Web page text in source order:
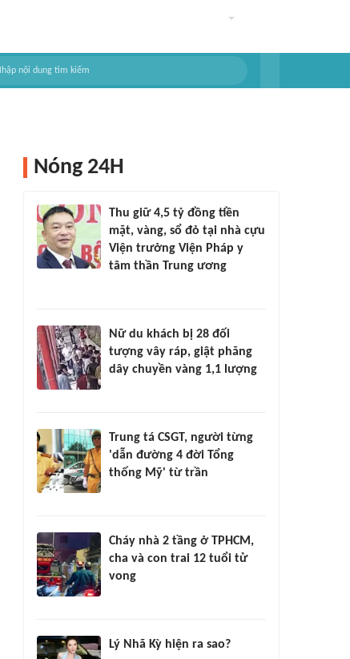
Nóng 24H
Thu giữ 4,5 tỷ đồng tiền
mặt, vàng, sổ đỏ tại nhà cựu
Viện trưởng Viện Pháp y
tâm thần Trung ương
Nữ du khách bị 28 đối
tượng vây ráp, giật phăng
dây chuyền vàng 1,1 lượng
Trung tá CSGT, người từng
'dẫn đường 4 đời Tổng
thống Mỹ' từ trần
Cháy nhà 2 tầng ở TPHCM,
cha và con trai 12 tuổi tử
vong
Lý Nhã Kỳ hiện ra sao?